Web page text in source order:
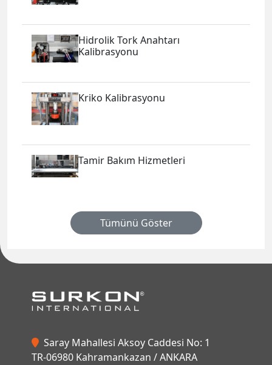
Hidrolik Tork Anahtarı
Kalibrasyonu
Kriko Kalibrasyonu
Tamir Bakım Hizmetleri
Tümünü Göster
Saray Mahallesi Aksoy Caddesi No: 1
TR-06980 Kahramankazan / ANKARA